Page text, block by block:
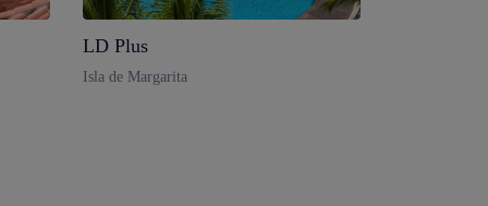
LD Plus
Isla de Margarita